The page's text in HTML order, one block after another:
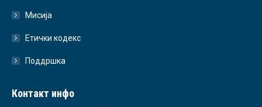
Мисија
Етички кодекс
Поддршка
Контакт инфо